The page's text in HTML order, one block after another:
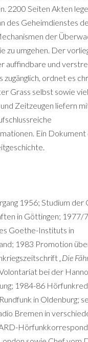
2200 Seiten Akten
des Geheimdienstes
der
zu umgehen. Der
auffindbare und
ordnet es
Grass selbst sowie
Zeitzeugen liefern
Ein
1956; Studium der
in Göttingen; 1977/
Goethe-Instituts in
1983 Promotion
„Die
bei der
1984-86
in Oldenburg;
Bremen in